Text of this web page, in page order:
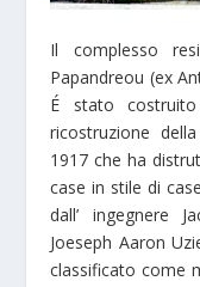
Il complesso
Papandreou (ex
É stato
ricostruzione
1917 che ha
case in stile di
dall’ ingegnere
Joeseph Aaron
classificato